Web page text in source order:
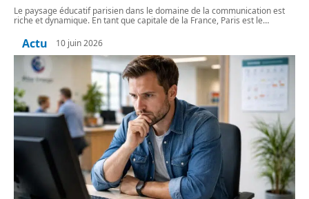
Le paysage éducatif parisien dans le domaine de la communication est
riche et dynamique. En tant que capitale de la France, Paris est le…
Actu 10 juin 2026